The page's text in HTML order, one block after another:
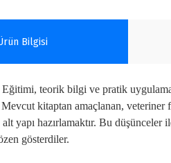
Bilgisi
teorik bilgi ve pratik
kitaptan amaçlanan,
yapı hazırlamaktır. Bu düşünceler
gösterdiler.